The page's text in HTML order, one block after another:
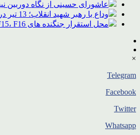
عاشورای حسینی از نگاه دوربین
وداع با رهبر شهید انقلاب؛ 13 تیر در تهران/ تشییع در قم و تدفین در مشهد
محل استقرار جنگنده های F35، F15، F16 آمریکایی منهدم شد
×
Telegram
Facebook
Twitter
Whatsapp